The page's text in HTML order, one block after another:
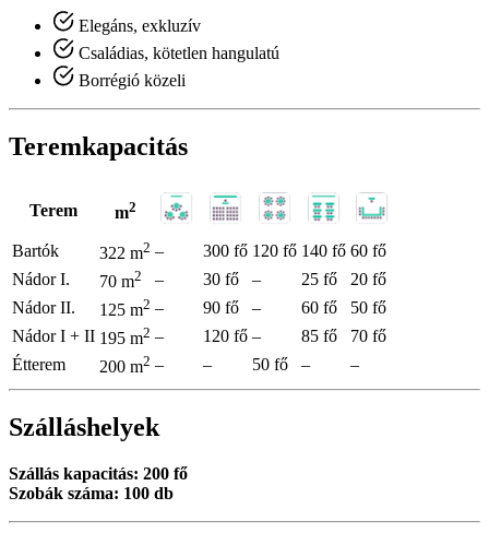
Elegáns, exkluzív
Családias, kötetlen hangulatú
Borrégió közeli
Teremkapacitás
Terem m2
Bartók 322 m2 – 300 fő 120 fő 140 fő 60 fő
Nádor I.
70 m2 – 30 fő – 25 fő
20 fő
Nádor II.
125 m2 – 90 fő – 60 fő
50 fő
Nádor I + II 195 m2 – 120 fő – 85 fő
70 fő
Étterem
200 m2 – – 50 fő – –
Szálláshelyek
Szállás kapacitás: 200 fő
Szobák száma: 100 db